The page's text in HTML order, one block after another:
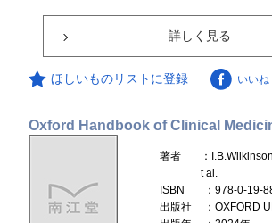
詳しく見る
ほしいものリストに登録 いいね
Oxford Handbook of Clinical
著者
：
t al.
ISBN
：978-0-19-
出版社
：OXFORD